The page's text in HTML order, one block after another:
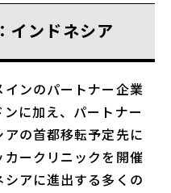
インドネシア
ンのパートナー企業
に加え、パートナー
の首都移転予定先に
ークリニックを開催
シアに進出する多くの